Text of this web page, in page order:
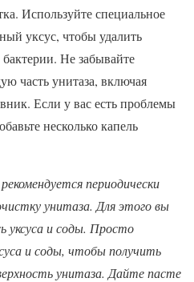
Используйте специальное
уксус, чтобы удалить
Не забывайте
часть унитаза, включая
Если у вас есть проблемы
несколько капель
периодически
унитаза. Для этого вы
уксуса и соды. Просто
и соды, чтобы получить
унитаза. Дайте пасте